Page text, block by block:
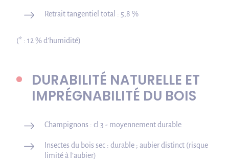
Retrait tangentiel total : 5,8 %
(* : 12 % d’humidité)
DURABILITÉ NATURELLE ET
IMPRÉGNABILITÉ DU BOIS
Champignons : cl 3 - moyennement durable
Insectes du bois sec : durable ; aubier distinct (risque
limité à l’aubier)